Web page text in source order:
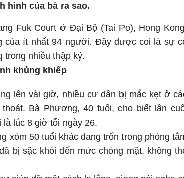
hình của bà ra sao.
Fuk Court ở Đại Bộ (Tai Po), Hong
của ít nhất 94 người. Đây được coi là sự
trong nhiều thập kỷ.
khủng khiếp
lên vài giờ, nhiều cư dân bị mắc kẹt ở
Bà Phương, 40 tuổi, cho biết lần
lúc 8 giờ tối ngày 26.
xóm 50 tuổi khác đang trốn trong phòng
bị sặc khói đến mức chóng mặt, không